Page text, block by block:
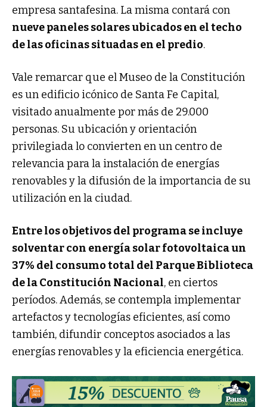
empresa santafesina. La misma contará con
nueve paneles solares ubicados en el techo
de las oficinas situadas en el predio.
Vale remarcar que el Museo de la Constitución
es un edificio icónico de Santa Fe Capital,
visitado anualmente por más de 29.000
personas. Su ubicación y orientación
privilegiada lo convierten en un centro de
relevancia para la instalación de energías
renovables y la difusión de la importancia de su
utilización en la ciudad.
Entre los objetivos del programa se incluye
solventar con energía solar fotovoltaica un
37% del consumo total del Parque Biblioteca
de la Constitución Nacional, en ciertos
períodos. Además, se contempla implementar
artefactos y tecnologías eficientes, así como
también, difundir conceptos asociados a las
energías renovables y la eficiencia energética.